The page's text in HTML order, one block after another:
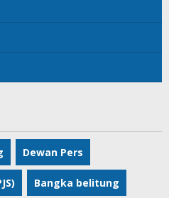
Dewan Pers
Bangka belitung